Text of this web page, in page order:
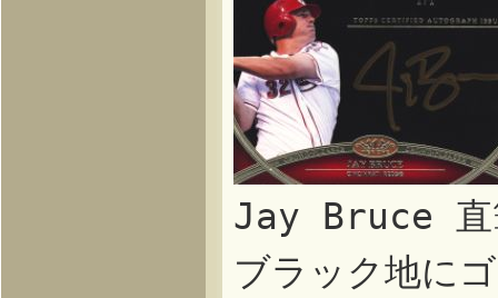
Jay Bruce 直
ブラック地に